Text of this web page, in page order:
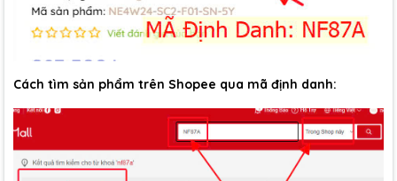
Cách tìm sản phẩm trên Shopee qua mã định danh: